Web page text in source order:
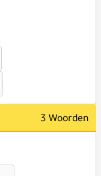
3 Woorden